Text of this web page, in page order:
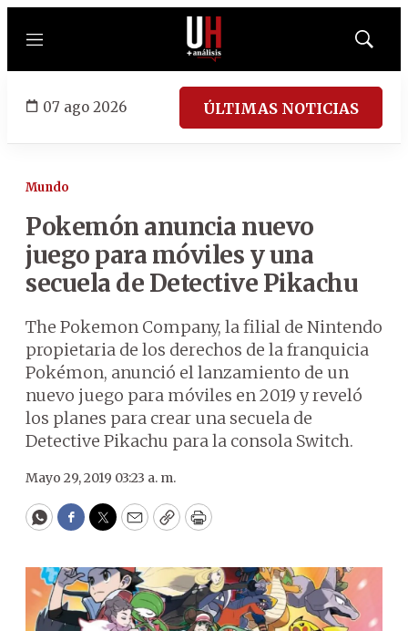
Menú
Mostrar
07 ago 2026 ÚLTIMAS NOTICIAS
Mundo
Pokemón anuncia nuevo
juego para móviles y una
secuela de Detective Pikachu
The Pokemon Company, la filial de Nintendo
propietaria de los derechos de la franquicia
Pokémon, anunció el lanzamiento de un
nuevo juego para móviles en 2019 y reveló
los planes para crear una secuela de
Detective Pikachu para la consola Switch.
Mayo 29, 2019 03:23 a. m.
WhatsApp
Facebook
Twitter
EmailCopyPrint